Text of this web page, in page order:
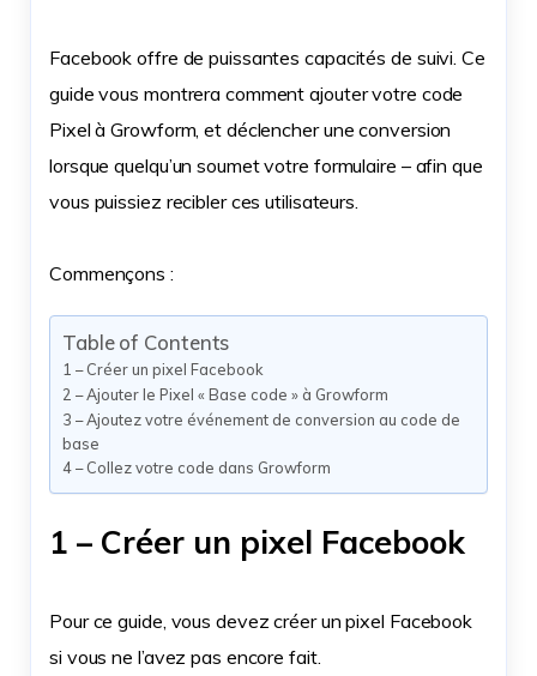
Facebook offre de puissantes capacités de suivi. Ce
guide vous montrera comment ajouter votre code
Pixel à Growform, et déclencher une conversion
lorsque quelqu’un soumet votre formulaire – afin que
vous puissiez recibler ces utilisateurs.
Commençons :
Table of Contents
1 – Créer un pixel Facebook
2 – Ajouter le Pixel « Base code » à Growform
3 – Ajoutez votre événement de conversion au code de
base
4 – Collez votre code dans Growform
1 – Créer un pixel Facebook
Pour ce guide, vous devez créer un pixel Facebook
si vous ne l’avez pas encore fait.